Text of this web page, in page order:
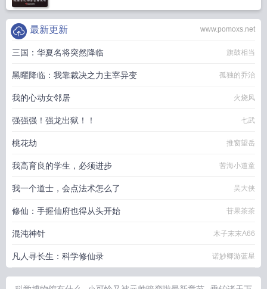
www.pomoxs.net
最新更新
三国：华夏名将突然降临 旗鼓相当
黑曜降临：我靠裁决之力主宰异变 孤独的乔治
我的心动女邻居 火烧风
强强强！强龙出狱！！ 七武
桃花劫 推窗望岳
我高育良的学生，必须进步 苦海小道童
我一个道士，会点法术怎么了 吴大侠
修仙：手握仙府也得从头开始 苷果茶茶
混沌神针 木子末末A66
凡人寻长生：科学修仙录 诺妙卿游蓝星